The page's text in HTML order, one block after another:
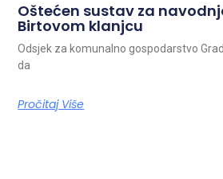
Oštećen sustav za
Birtovom klanjcu
Odsjek za komunalno gospodarstvo
da
Pročitaj Više